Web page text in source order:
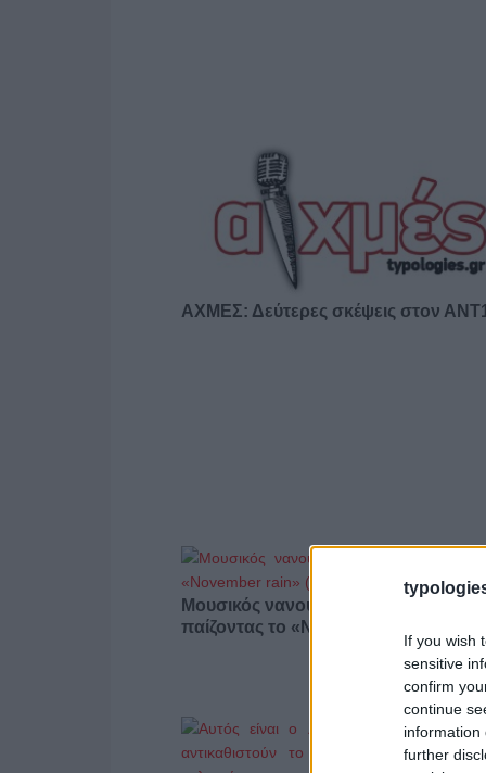
If you wish
sensitive
confirm
continue
information
further
ΑΧΜΕΣ: Δεύτερες σκέψεις στον
Μουσικός νανουρίζει λιοντάρια
παίζοντας το «November rain»